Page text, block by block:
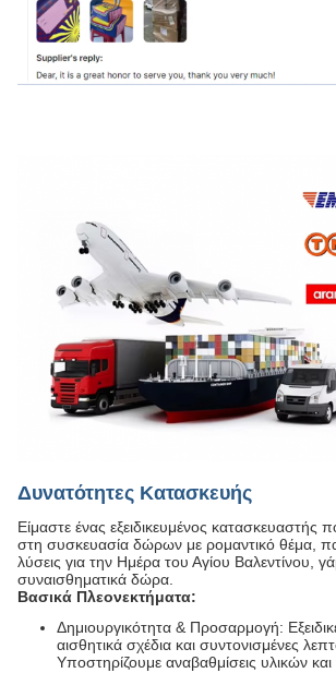
Δυνατότητες Κατασκευής
Είμαστε ένας εξειδικευμένος κατασκευαστής
στη συσκευασία δώρων με ρομαντικό θέμα,
λύσεις για την Ημέρα του Αγίου Βαλεντίνου,
συναισθηματικά δώρα.
Βασικά Πλεονεκτήματα:
Δημιουργικότητα & Προσαρμογή:
αισθητικά σχέδια και συντονισμένες
Υποστηρίζουμε αναβαθμίσεις υλικών